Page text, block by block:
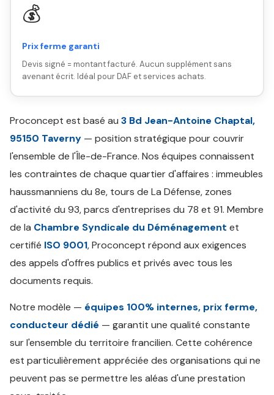
💰
Prix ferme garanti
Devis signé = montant facturé. Aucun supplément sans
avenant écrit. Idéal pour DAF et services achats.
Proconcept est basé au 3 Bd Jean-Antoine Chaptal,
95150 Taverny — position stratégique pour couvrir
l'ensemble de l'Île-de-France. Nos équipes connaissent
les contraintes de chaque quartier d'affaires : immeubles
haussmanniens du 8e, tours de La Défense, zones
d'activité du 93, parcs d'entreprises du 78 et 91. Membre
de la Chambre Syndicale du Déménagement et
certifié ISO 9001, Proconcept répond aux exigences
des appels d'offres publics et privés avec tous les
documents requis.
Notre modèle — équipes 100% internes, prix ferme,
conducteur dédié — garantit une qualité constante
sur l'ensemble du territoire francilien. Cette cohérence
est particulièrement appréciée des organisations qui ne
peuvent pas se permettre les aléas d'une prestation